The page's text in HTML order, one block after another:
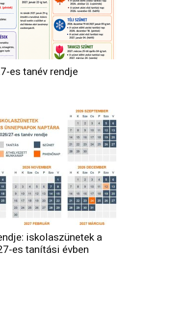
es tanév rendje
iskolaszünetek a
es tanítási évben